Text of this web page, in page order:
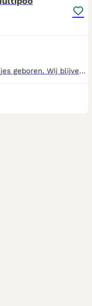
Op 18 mei zijn onze prachtige meisjes geboren. Wij blijven klein met maximaal 30 cm hoogte. Mama is waterhond kruising en 30cm hoog, en vader is volbloed toy poedel en 28cm hoog. Twee teefjes blijven extra klein. Beiden zijn onze eigen lieve en zeer sociale honden. De pupjes krijgen vleesvoeding en graanvrije voeding en drinken ook nog bij de moeder. De socialisatie is met andere honden en dieren, kinderen en volwassenen. Wij nemen ze mee naar buiten en in de auto, leren de puppyriem aan en maken ze puppypad zindelijk. Van de dierenarts krijgen zij hun EU paspoort, puppyvaccin, gezondheidsverklaring en ontworming. Teefje 1 is een driekleur wit/bruin/zwart, met prachtige accenten in het gezicht. Zij is zacht en rustig in haar karakter. Teefje 2 is wit met zwart, zij is de kleinste van het nest. Haar karakter is ook zacht en onderzoekend. Teefje 3 is zwart met wit, zij is de sneltse in de ontwikkeling. Gaat het makkelijkste op onderzoek uit en neemt het voortouw. U bent welkom om deze lieve meiden te ontmoeten. Tot snel en Lieve groetjes van ons!